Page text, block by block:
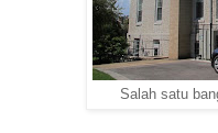
Salah satu